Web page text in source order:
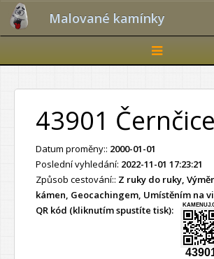
Malované kamínky
Toggle
navigation
43901 Černčice
Datum proměny:: 2000-01-01
Poslední vyhledání: 2022-11-01 17:23:21
Způsob cestování:: Z ruky do ruky,
kámen, Geocachingem, Umístěním na
QR kód (kliknutím spustíte tisk):